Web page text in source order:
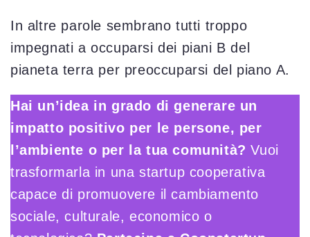
In altre parole sembrano tutti troppo
impegnati a occuparsi dei piani B del
pianeta terra per preoccuparsi del piano A.
Hai un’idea in grado di generare un
impatto positivo per le persone, per
l’ambiente o per la tua comunità? Vuoi
trasformarla in una startup cooperativa
capace di promuovere il cambiamento
sociale, culturale, economico o